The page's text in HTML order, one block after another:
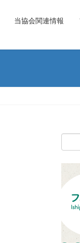
当協会関連情報